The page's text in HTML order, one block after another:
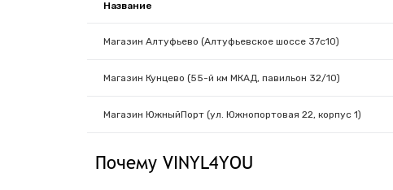
Название
Магазин Алтуфьево (Алтуфьевское шоссе 37с10)
Магазин Кунцево (55-й км МКАД, павильон 32/10)
Магазин ЮжныйПорт (ул. Южнопортовая 22, корпус 1)
Почему VINYL4YOU